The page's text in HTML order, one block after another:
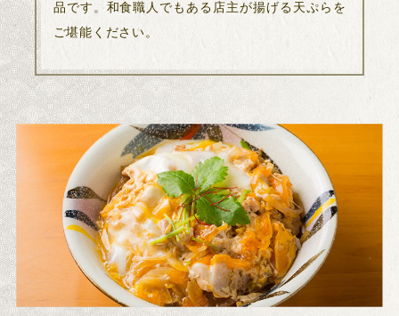
品です。和食職人でもある店主が揚げる天ぷらを
ご堪能ください。